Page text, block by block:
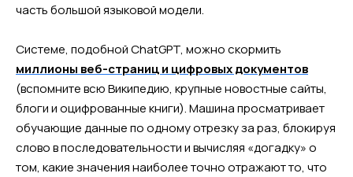
часть большой языковой модели.
Системе, подобной ChatGPT, можно скормить
миллионы веб-страниц и цифровых документов
(вспомните всю Википедию, крупные новостные сайты,
блоги и оцифрованные книги). Машина просматривает
обучающие данные по одному отрезку за раз, блокируя
слово в последовательности и вычисляя «догадку» о
том, какие значения наиболее точно отражают то, что